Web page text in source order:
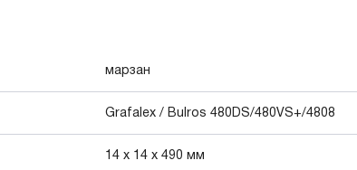
марзан
Grafalex / Bulros 480DS/480VS+/4808
14 x 14 x 490 мм